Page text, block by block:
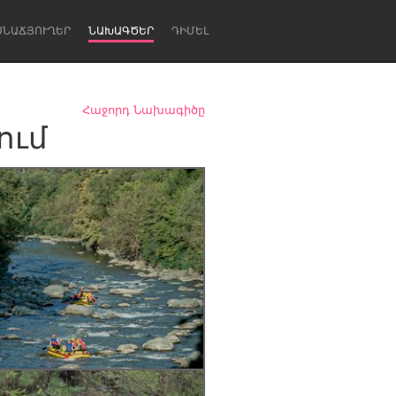
ՆԱԽԱԳԾԵՐ ԴԻՄԵԼ
Newcastle
Հաջորդ Նախագիծը